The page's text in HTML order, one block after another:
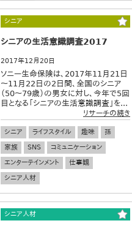
シニア
シニアの生活意識調査2017
2017年12月20日
ソニー生命保険は、2017年11月21日
～11月22日の2日間、全国のシニア
（50～79歳）の男女に対し、今年で5回
目となる「シニアの生活意識調査」を...
リサーチの続き
シニア ライフスタイル 趣味
孫
家族
SNS
コミュニケーション
エンターテインメント
仕事観
シニア人材
シニア人材